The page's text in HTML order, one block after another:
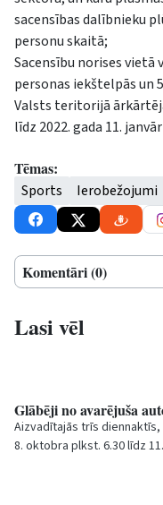
sacensības dalībnieku
personu skaitā;
Sacensību norises vietā
personas iekštelpās un
Valsts teritorijā
līdz 2022. gada 11.
Tēmas:
Sports Ierobežojumi
Komentāri (0)
Lasi vēl
Glābēji no avarējuša
Aizvadītajās trīs diennaktīs,
8. oktobra plkst. 6.30 līdz